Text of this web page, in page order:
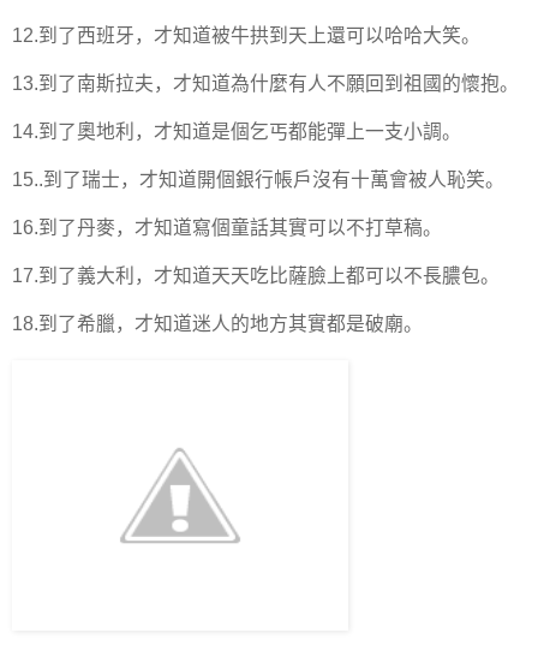
12.到了西班牙，才知道被牛拱到天上還可以哈哈大笑。
13.到了南斯拉夫，才知道為什麼有人不願回到祖國的懷抱。
14.到了奧地利，才知道是個乞丐都能彈上一支小調。
15..到了瑞士，才知道開個銀行帳戶沒有十萬會被人恥笑。
16.到了丹麥，才知道寫個童話其實可以不打草稿。
17.到了義大利，才知道天天吃比薩臉上都可以不長膿包。
18.到了希臘，才知道迷人的地方其實都是破廟。